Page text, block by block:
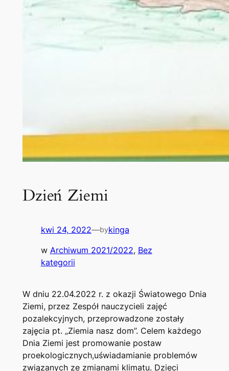
Dzień Ziemi
kwi 24, 2022—bykinga
w Archiwum 2021/2022, Bez
kategorii
W dniu 22.04.2022 r. z okazji Światowego Dnia
Ziemi, przez Zespół nauczycieli zajęć
pozalekcyjnych, przeprowadzone zostały
zajęcia pt. „Ziemia nasz dom”. Celem każdego
Dnia Ziemi jest promowanie postaw
proekologicznych,uświadamianie problemów
związanych ze zmianami klimatu. Dzieci